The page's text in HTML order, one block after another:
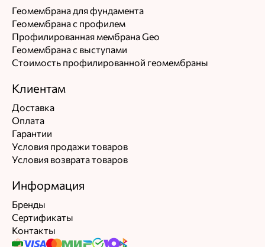
Геомембрана для фундамента
Геомембрана с профилем
Профилированная мембрана Geo
Геомембрана с выступами
Стоимость профилированной геомембраны
Клиентам
Доставка
Оплата
Гарантии
Условия продажи товаров
Условия возврата товаров
Информация
Бренды
Сертификаты
Контакты